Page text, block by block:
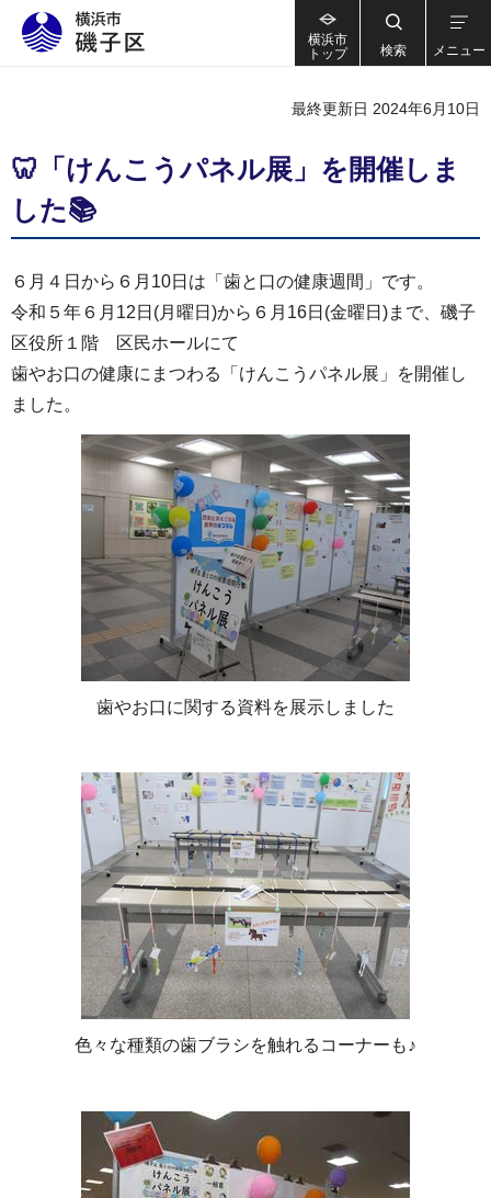
横浜市
トップ
検索 メニュー
最終更新日 2024年6月10日
🦷「けんこうパネル展」を開催しま
した📚
６月４日から６月10日は「歯と口の健康週間」です。
令和５年６月12日(月曜日)から６月16日(金曜日)まで、磯子
区役所１階 区民ホールにて
歯やお口の健康にまつわる「けんこうパネル展」を開催し
ました。
歯やお口に関する資料を展示しました
色々な種類の歯ブラシを触れるコーナーも♪